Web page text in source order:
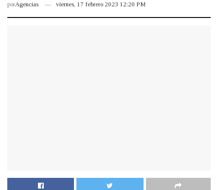
porAgencias viernes, 17 febrero 2023 12:20 PM